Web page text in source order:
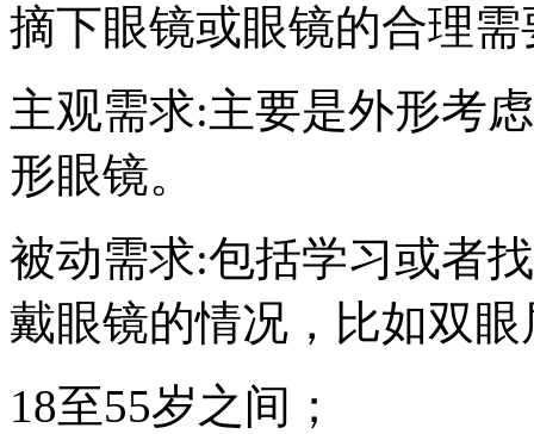
摘下眼镜或眼镜的合理需
主观需求:主要是外形考
形眼镜。
被动需求:包括学习或者
戴眼镜的情况，比如双
18至55岁之间；